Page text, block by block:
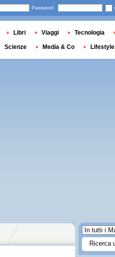
Password
Libri Viaggi Tecnologia
Scienze Media & Co Lifestyle